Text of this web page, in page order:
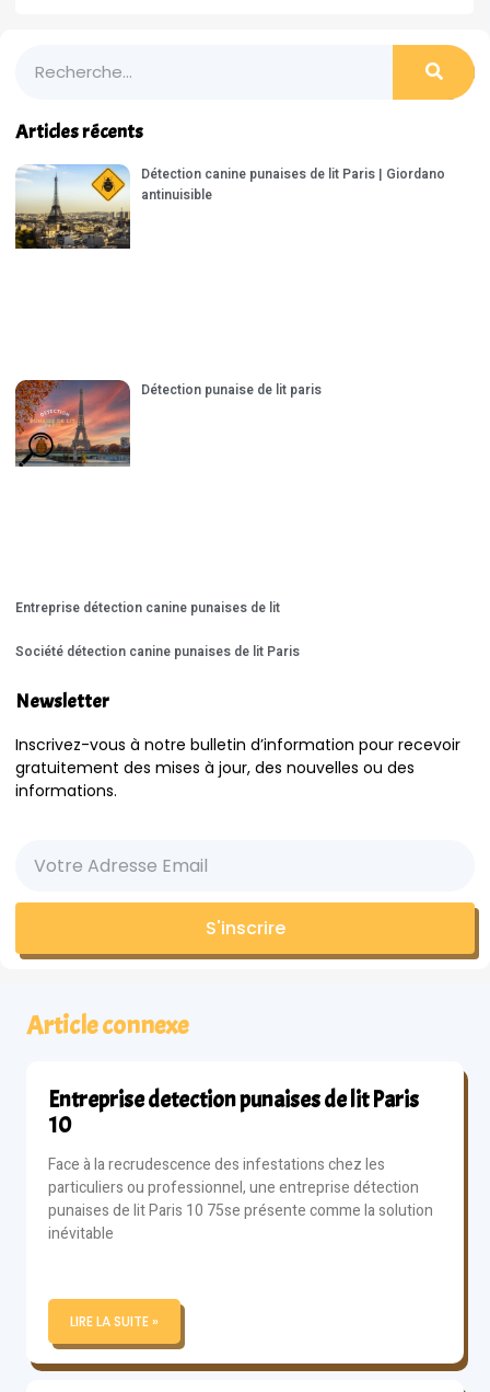
Articles récents
Détection canine punaises de lit Paris | Giordano
antinuisible
Détection punaise de lit paris
Entreprise détection canine punaises de lit
Société détection canine punaises de lit Paris
Newsletter
Inscrivez-vous à notre bulletin d’information pour recevoir
gratuitement des mises à jour, des nouvelles ou des
informations.
S'inscrire
Article connexe
Entreprise detection punaises de lit Paris
10
Face à la recrudescence des infestations chez les
particuliers ou professionnel, une entreprise détection
punaises de lit Paris 10 75se présente comme la solution
inévitable
LIRE LA SUITE »